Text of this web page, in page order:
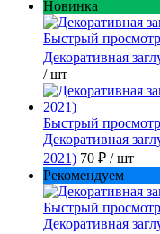
Новинка
Быстрый просмотр
Декоративная
/ шт
Быстрый просмотр
Декоративная
2021) 70 ₽ / шт
Рекомендуем
Быстрый просмотр
Декоративная